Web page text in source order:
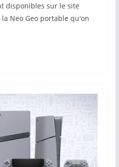
disponibles sur le site
Neo Geo portable qu'on